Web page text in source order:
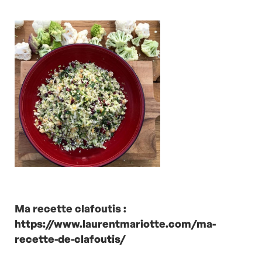
Ma recette clafoutis :
https://www.laurentmariotte.com/ma-
recette-de-clafoutis/